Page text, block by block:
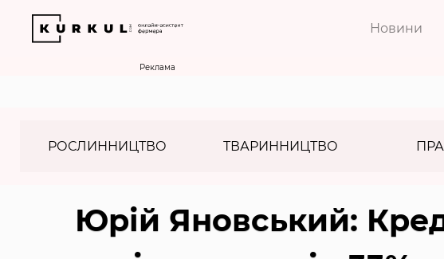
Новини
Реклама
РОСЛИННИЦТВО ТВАРИННИЦТВО
Юрій Яновський: